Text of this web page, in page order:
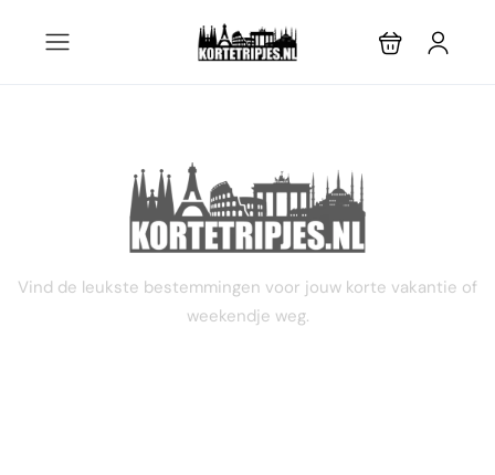
STEL JE EIGEN TRIP SAMEN
Vind de leukste bestemmingen voor jouw korte vakantie of
weekendje weg.